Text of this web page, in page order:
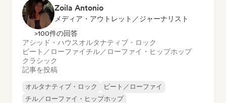
Zoila Antonio
メディア・アウトレット／ジャーナリスト
>100件の回答
アシッド・ハウスオルタナティブ・ロック
ビート／ローファイチル／ローファイ・ヒップホップ
クラシック
記事を投稿
オルタナティブ・ロック
ビート／ローファイ
チル／ローファイ・ヒップホップ